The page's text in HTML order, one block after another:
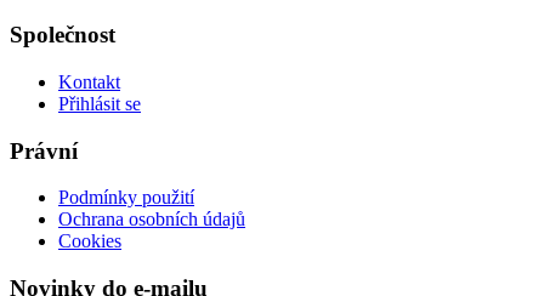
Společnost
Kontakt
Přihlásit se
Právní
Podmínky použití
Ochrana osobních údajů
Cookies
Novinky do e-mailu